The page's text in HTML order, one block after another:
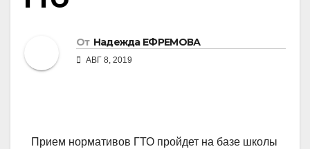
От Надежда ЕФРЕМОВА
АВГ 8, 2019
Прием нормативов ГТО пройдет на базе школы